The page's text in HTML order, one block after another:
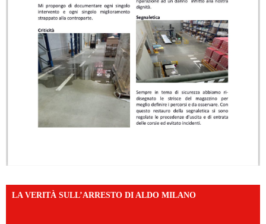
LA VERITÀ SULL’ARRESTO DI ALDO MILANO